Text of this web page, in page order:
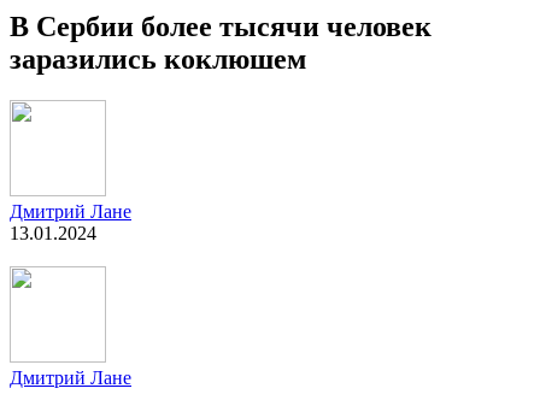
В Сербии более тысячи человек
заразились коклюшем
Дмитрий Лане
13.01.2024
Дмитрий Лане